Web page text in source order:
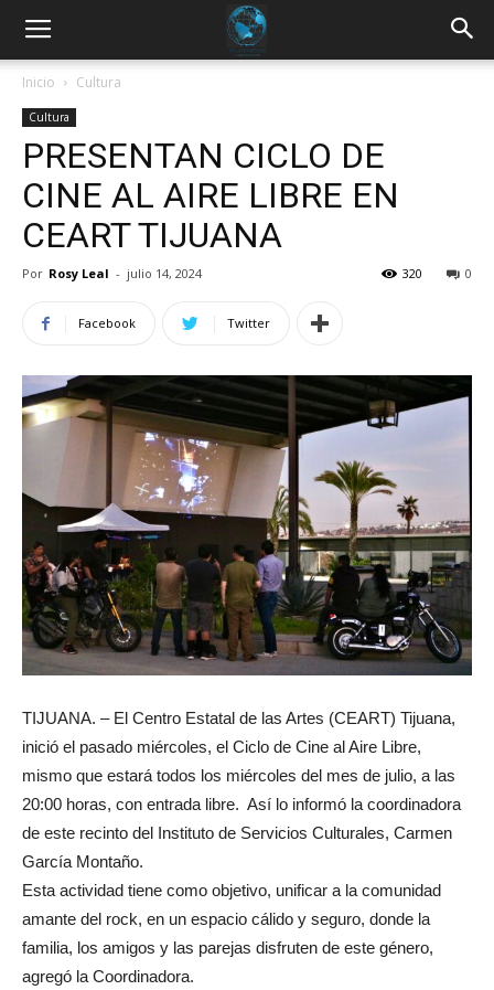
Inicio Cultura
Cultura
PRESENTAN CICLO DE
CINE AL AIRE LIBRE EN
CEART TIJUANA
Por Rosy Leal - julio 14, 2024 0
320
Facebook Twitter
TIJUANA. – El Centro Estatal de las Artes (CEART) Tijuana,
inició el pasado miércoles, el Ciclo de Cine al Aire Libre,
mismo que estará todos los miércoles del mes de julio, a las
20:00 horas, con entrada libre. Así lo informó la coordinadora
de este recinto del Instituto de Servicios Culturales, Carmen
García Montaño.
Esta actividad tiene como objetivo, unificar a la comunidad
amante del rock, en un espacio cálido y seguro, donde la
familia, los amigos y las parejas disfruten de este género,
agregó la Coordinadora.